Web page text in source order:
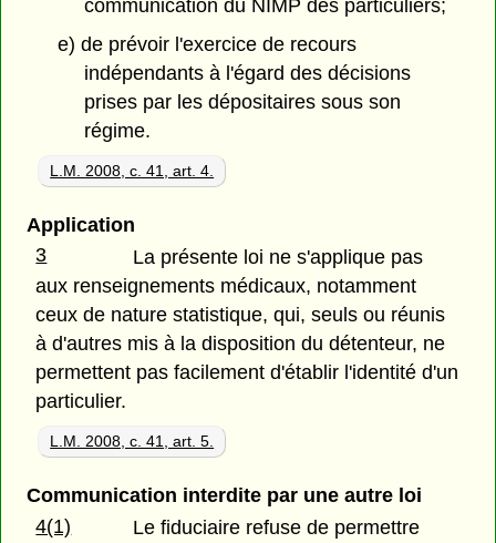
communication du NIMP des particuliers;
e) de prévoir l'exercice de recours
indépendants à l'égard des décisions
prises par les dépositaires sous son
régime.
L.M. 2008, c. 41, art. 4.
Application
3
La présente loi ne s'applique pas
aux renseignements médicaux, notamment
ceux de nature statistique, qui, seuls ou réunis
à d'autres mis à la disposition du détenteur, ne
permettent pas facilement d'établir l'identité d'un
particulier.
L.M. 2008, c. 41, art. 5.
Communication interdite par une autre loi
4(1)
Le fiduciaire refuse de permettre